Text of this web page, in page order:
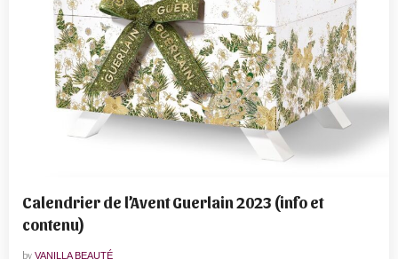
Calendrier de l’Avent Guerlain 2023 (info et
contenu)
by VANILLA BEAUTÉ